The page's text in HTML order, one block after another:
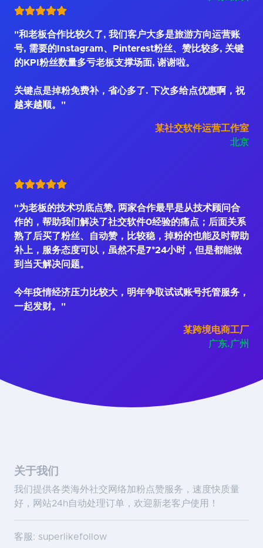
"和老板合作比较久了, 我们客户大多是旅游方向运营账
号, 需要的Instagram、Pinterest粉丝、赞比较多, 关键
的KPI粉丝数量多亏老板支撑场面, 谢谢啦。
关键点是掉粉免费补，省心多了. 下次多给点优惠啊，祝
越来越顺。"
某社交软件运营工作室
北京
"为老板的技术功底点赞, 两家合作最早是从技术顾问合
作的，帮助我们解决了社交软件0经验的痛点；后面关系
熟了后买了粉丝、自动赞，比较稳，掉粉的也能及时帮助
补上，服务态度可以，虽然不是7*24小时，但是都能做
到当天解决问题。
今年疫情经济压力比较大，明年争取试试账号托管服务，
一起发财。"
某跨境电商工厂
广东.广州
关于我们
我们提供各类海外社交网络加粉点赞服务，速度快质量
好，网站24h自动处理订单，欢迎新老客户使用！
客服: superlikefollow